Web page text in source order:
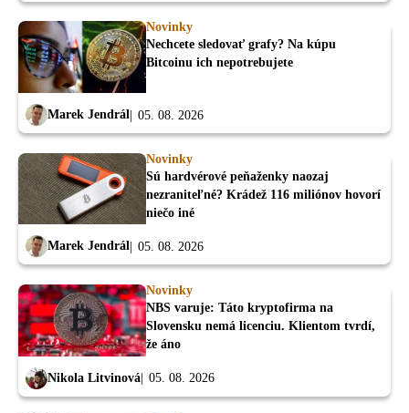
Novinky
Nechcete sledovať grafy? Na kúpu
Bitcoinu ich nepotrebujete
Marek Jendrál 05. 08. 2026
Novinky
Sú hardvérové peňaženky naozaj
nezraniteľné? Krádež 116 miliónov hovorí
niečo iné
Marek Jendrál 05. 08. 2026
Novinky
NBS varuje: Táto kryptofirma na
Slovensku nemá licenciu. Klientom tvrdí,
že áno
Nikola Litvinová 05. 08. 2026